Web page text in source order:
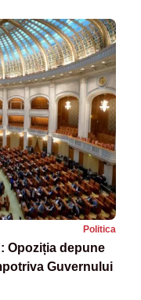
Politica
Opoziția depune
Guvernului